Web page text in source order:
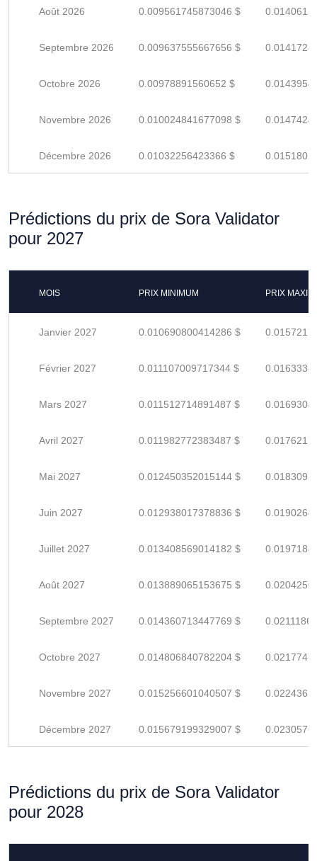
Août 2026 0.009561745873046 $
Septembre 2026 0.009637555667656 $
Octobre 2026 0.00978891560652 $
Novembre 2026 0.010024841677098 $
Décembre 2026 0.01032256423366 $
Prédictions du prix de Sora Validator
pour 2027
MOIS PRIX MINIMUM PRIX
Janvier 2027 0.010690800414286 $
Février 2027 0.011107009717344 $
Mars 2027 0.011512714891487 $
Avril 2027 0.011982772383487 $
Mai 2027 0.012450352015144 $
Juin 2027 0.012938017378836 $
Juillet 2027 0.013408569014182 $
Août 2027 0.013889065153675 $
Septembre 2027 0.014360713447769 $
Octobre 2027 0.014806840782204 $
Novembre 2027 0.015256601040507 $
Décembre 2027 0.015679199329007 $
Prédictions du prix de Sora Validator
pour 2028